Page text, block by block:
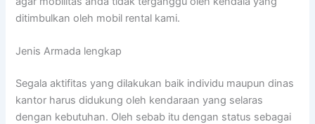
ditimbulkan oleh mobil rental kami.
Jenis Armada lengkap
Segala aktifitas yang dilakukan baik individu maupun dinas
kantor harus didukung oleh kendaraan yang selaras
dengan kebutuhan. Oleh sebab itu dengan status sebagai